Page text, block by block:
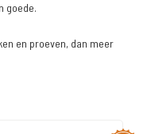
goede.
en proeven, dan meer